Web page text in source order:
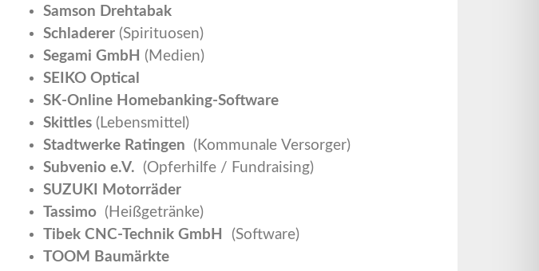
Samson Drehtabak
Schladerer (Spirituosen)
Segami GmbH (Medien)
SEIKO Optical
SK-Online Homebanking-Software
Skittles (Lebensmittel)
Stadtwerke Ratingen (Kommunale Versorger)
Subvenio e.V. (Opferhilfe / Fundraising)
SUZUKI Motorräder
Tassimo (Heißgetränke)
Tibek CNC-Technik GmbH
(Software)
TOOM Baumärkte